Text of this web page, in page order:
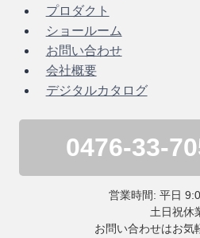
ゲ
ー
シ
ョ
プロダクト
ショールーム
お問い合わせ
会社概要
デジタルカタログ
0476-33-
営業時間: 平日
土日祝休
お問い合わせはお気